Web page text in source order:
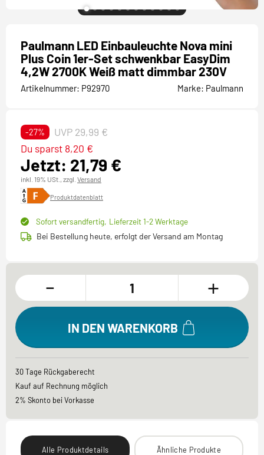
Paulmann LED Einbauleuchte Nova mini
Plus Coin 1er-Set schwenkbar EasyDim
4,2W 2700K Weiß matt dimmbar 230V
Artikelnummer: P92970 Marke: Paulmann
-27% UVP 29,99 €
Jetzt: 21,79 €
Du sparst 8,20 €
inkl. 19% USt., zzgl. Versand
Produktdatenblatt
Sofort versandfertig, Lieferzeit 1-2 Werktage
Bei Bestellung heute, erfolgt der Versand am Montag
- +
IN DEN WARENKORB
30 Tage Rückgaberecht
Kauf auf Rechnung möglich
2% Skonto bei Vorkasse
Alle Produktdetails Ähnliche Produkte